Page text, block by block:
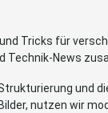
Tricks für
Technik-News
und
nutzen wir